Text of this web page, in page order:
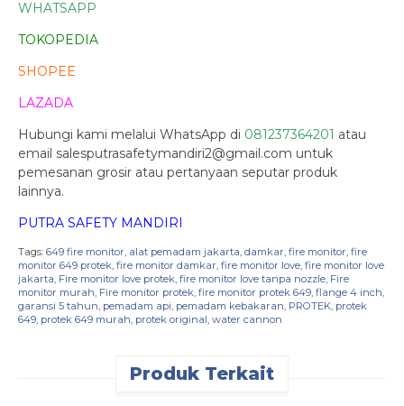
WHATSAPP
TOKOPEDIA
SHOPEE
LAZADA
Hubungi kami melalui WhatsApp di 081237364201 atau
email salesputrasafetymandiri2@gmail.com untuk
pemesanan grosir atau pertanyaan seputar produk
lainnya.
PUTRA SAFETY MANDIRI
Tags: 649 fire monitor, alat pemadam jakarta, damkar, fire monitor, fire
monitor 649 protek, fire monitor damkar, fire monitor love, fire monitor love
jakarta, Fire monitor love protek, fire monitor love tanpa nozzle, Fire
monitor murah, Fire monitor protek, fire monitor protek 649, flange 4 inch,
garansi 5 tahun, pemadam api, pemadam kebakaran, PROTEK, protek
649, protek 649 murah, protek original, water cannon
Produk Terkait